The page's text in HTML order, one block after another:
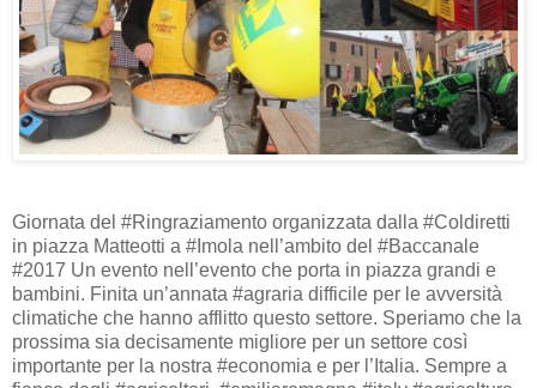
Giornata del #Ringraziamento organizzata dalla #Coldiretti
in piazza Matteotti a #Imola nell’ambito del #Baccanale
#2017 Un evento nell’evento che porta in piazza grandi e
bambini. Finita un’annata #agraria difficile per le avversità
climatiche che hanno afflitto questo settore. Speriamo che la
prossima sia decisamente migliore per un settore così
importante per la nostra #economia e per l’Italia. Sempre a